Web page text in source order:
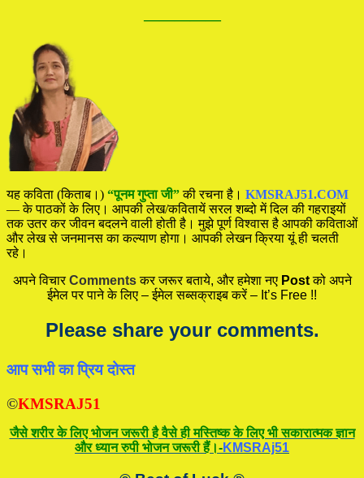
—————
यह कविता (किताब।) “पूनम गुप्ता जी”की रचना है। KMSRAJ51.COM
— के पाठकों के लिए। आपकी लेख/कवितायें सरल शब्दो में दिल की गहराइयों
तक उतर कर जीवन बदलने वाली होती है। मुझे पूर्ण विश्वास है आपकी कविताओं
और लेख से जनमानस का कल्याण होगा। आपकी लेखन क्रिया यूं ही चलती
रहे।
अपने विचारCommentsकर जरूर बताये, और हमेशा नए Postको अपने
ईमेल पर पाने के लिए – ईमेल सब्सक्राइब करें – It’s Free !!
Please share your comments.
आप सभी का प्रिय दोस्त
©KMSRAJ51
जैसे शरीर के लिए भोजन जरूरी है वैसे ही मस्तिष्क के लिए भी सकारात्मक ज्ञान
और ध्यान रुपी भोजन जरूरी हैं।-KMSRAj51